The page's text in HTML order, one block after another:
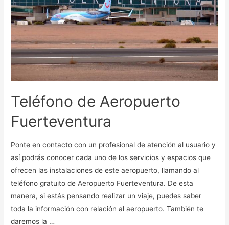
Teléfono de Aeropuerto
Fuerteventura
Ponte en contacto con un profesional de atención al usuario y
así podrás conocer cada uno de los servicios y espacios que
ofrecen las instalaciones de este aeropuerto, llamando al
teléfono gratuito de Aeropuerto Fuerteventura. De esta
manera, si estás pensando realizar un viaje, puedes saber
toda la información con relación al aeropuerto. También te
daremos la …